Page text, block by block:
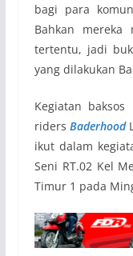
bagi para
Bahkan mereka
tertentu, jadi
yang dilakukan
Kegiatan
riders Baderhood
ikut dalam
Seni RT.02 Kel
Timur 1 pada